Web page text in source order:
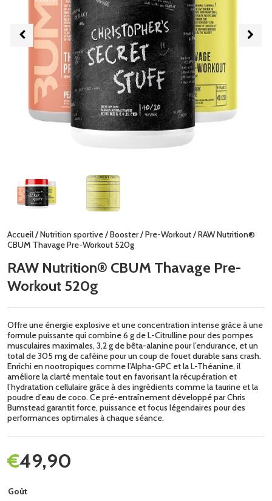
Accueil/Nutrition sportive/Booster/Pre-Workout/ RAW Nutrition®
CBUM Thavage Pre-Workout 520g
RAW Nutrition® CBUM Thavage Pre-
Workout 520g
Offre une énergie explosive et une concentration intense grâce à une
formule puissante qui combine 6 g de L-Citrulline pour des pompes
musculaires maximales, 3,2 g de bêta-alanine pour l’endurance, et un
total de 305 mg de caféine pour un coup de fouet durable sans crash.
Enrichi en nootropiques comme l’Alpha-GPC et la L-Théanine, il
améliore la clarté mentale tout en favorisant la récupération et
l’hydratation cellulaire grâce à des ingrédients comme la taurine et la
poudre d’eau de coco. Ce pré-entraînement développé par Chris
Bumstead garantit force, puissance et focus légendaires pour des
performances optimales à chaque séance.
49,90
€
Goût